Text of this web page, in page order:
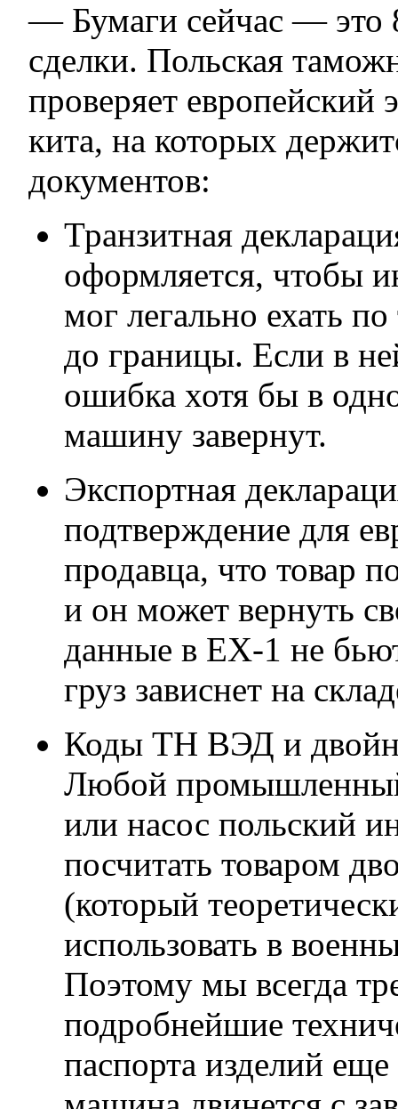
— Бумаги сейчас — это
сделки. Польская
проверяет европейский
кита, на которых
документов:
Транзитная
оформляется, чтобы
мог легально ехать
до границы. Если в
ошибка хотя бы в
машину завернут.
Экспортная
подтверждение для
продавца, что товар
и он может вернуть
данные в EX-1 не
груз зависнет на
Коды ТН ВЭД и
Любой
или насос польский
посчитать товаром
(который
использовать в
Поэтому мы всегда
подробнейшие
паспорта изделий еще